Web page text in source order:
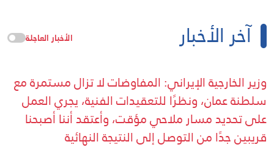
آخر الأخبار الأخبار العاجلة
وزير الخارجية الإيراني: المفاوضات لا تزال مستمرة مع
سلطنة عمان، ونظرًا للتعقيدات الفنية، يجري العمل
على تحديد مسار ملاحي مؤقت، وأعتقد أننا أصبحنا
قريبين جدًا من التوصل إلى النتيجة النهائية